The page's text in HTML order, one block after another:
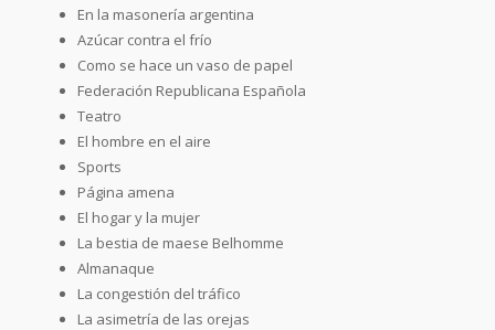
En la masonería argentina
Azúcar contra el frío
Como se hace un vaso de papel
Federación Republicana Española
Teatro
El hombre en el aire
Sports
Página amena
El hogar y la mujer
La bestia de maese Belhomme
Almanaque
La congestión del tráfico
La asimetría de las orejas